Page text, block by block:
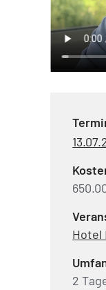
Hotel
2